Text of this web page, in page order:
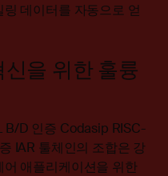
데이터를 자동으로 얻
을 위한 훌륭
B/D 인증 Codasip RISC-
IAR 툴체인의 조합은 강
애플리케이션을 위한